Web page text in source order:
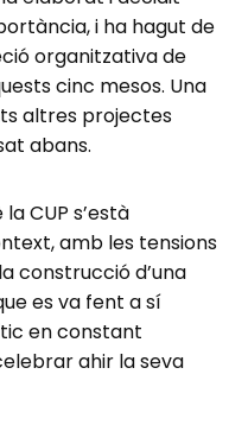
i ha hagut de
organitzativa de
cinc mesos. Una
altres projectes
abans.
CUP s’està
amb les tensions
construcció d’una
es va fent a sí
en constant
ahir la seva